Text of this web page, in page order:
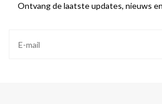
Ontvang de laatste updates, nieuws